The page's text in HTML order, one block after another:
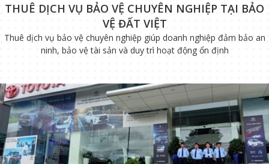
THUÊ DỊCH VỤ BẢO VỆ CHUYÊN NGHIỆP TẠI BẢO
VỆ ĐẤT VIỆT
Thuê dịch vụ bảo vệ chuyên nghiệp giúp doanh nghiệp đảm bảo an
ninh, bảo vệ tài sản và duy trì hoạt động ổn định